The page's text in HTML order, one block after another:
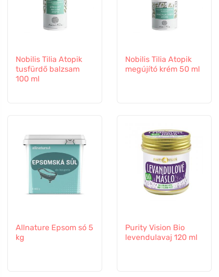
Nobilis Tilia Atopik
tusfürdő balzsam
100 ml
Nobilis Tilia Atopik
megújító krém 50 ml
Allnature Epsom só 5
kg
Purity Vision Bio
levendulavaj 120 ml